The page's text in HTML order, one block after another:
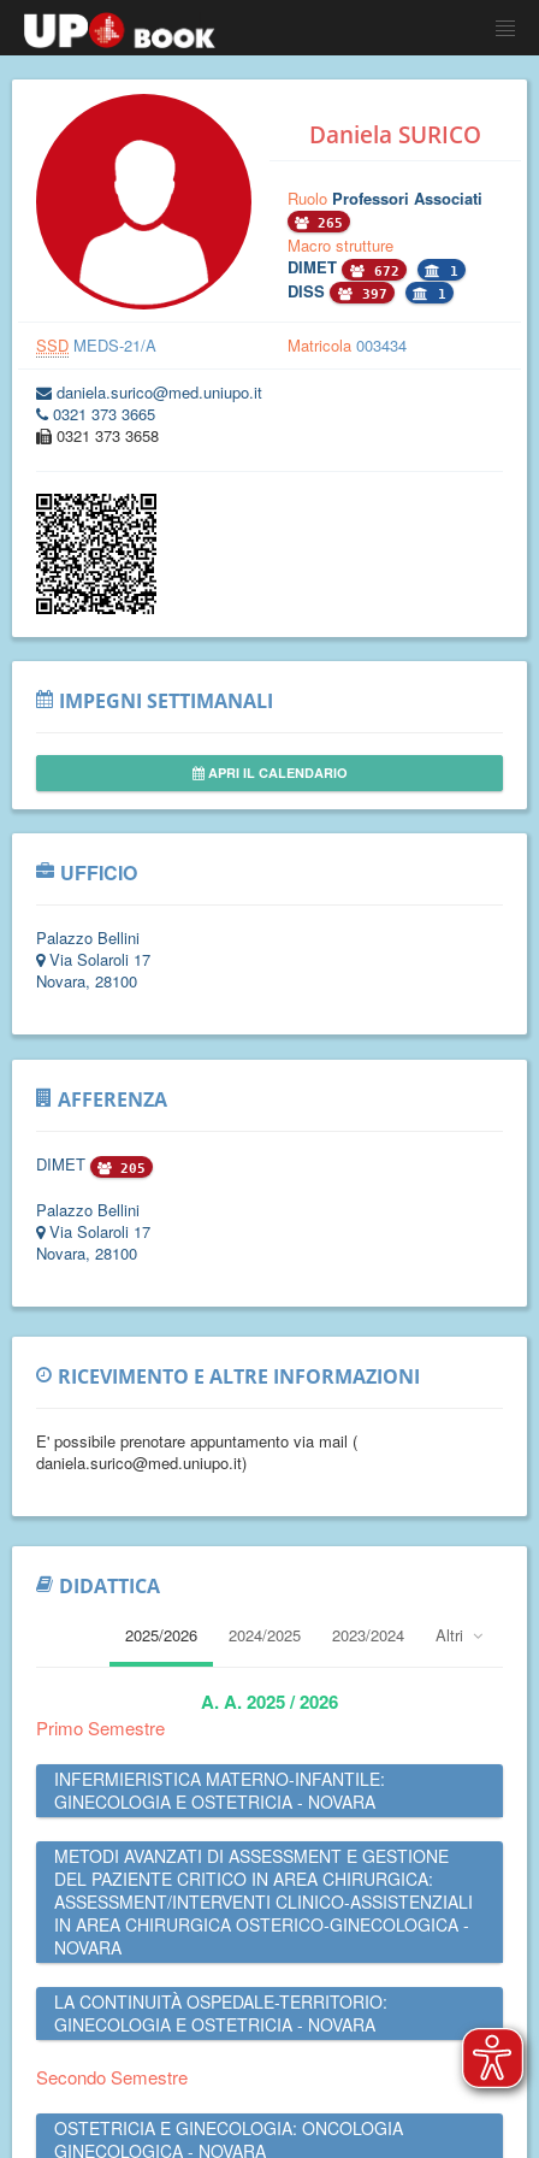
Daniela SURICO
Ruolo Professori Associati
265
Macro strutture
DIMET
672 1
DISS 397 1
SSD MEDS-21/A Matricola 003434
daniela.surico@med.uniupo.it
0321 373 3665
0321 373 3658
IMPEGNI SETTIMANALI
APRI IL CALENDARIO
UFFICIO
Palazzo Bellini
Via Solaroli 17
Novara, 28100
AFFERENZA
DIMET 205
Palazzo Bellini
Via Solaroli 17
Novara, 28100
RICEVIMENTO E ALTRE INFORMAZIONI
E' possibile prenotare appuntamento via mail (
daniela.surico@med.uniupo.it)
DIDATTICA
2025/2026 2024/2025 2023/2024 Altri
A. A. 2025 / 2026
Primo Semestre
INFERMIERISTICA MATERNO-INFANTILE:
GINECOLOGIA E OSTETRICIA - NOVARA
METODI AVANZATI DI ASSESSMENT E GESTIONE
DEL PAZIENTE CRITICO IN AREA CHIRURGICA:
ASSESSMENT/INTERVENTI CLINICO-ASSISTENZIALI
IN AREA CHIRURGICA OSTERICO-GINECOLOGICA -
NOVARA
LA CONTINUITÀ OSPEDALE-TERRITORIO:
GINECOLOGIA E OSTETRICIA - NOVARA
Secondo Semestre
OSTETRICIA E GINECOLOGIA: ONCOLOGIA
GINECOLOGICA - NOVARA